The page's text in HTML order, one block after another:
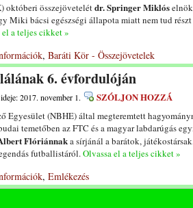
októberi összejövetelétdr. Springer Miklós
Miki bácsi egészségi állapota miatt nem tud
el a teljes cikket »
, Baráti Kör - Összejövetelek
6. évfordulóján
2017. november 1. SZÓLJON HOZZÁ
Egyesület (NBHE) által megteremtett
temetőben az FTC és a magyar labdarúgás
Flóriánnaka sírjánál a barátok,
futballistáról.Olvassa el a teljes cikket »
, Emlékezés